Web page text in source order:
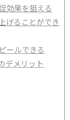
効果を狙える
げることができ
ールできる
デメリット